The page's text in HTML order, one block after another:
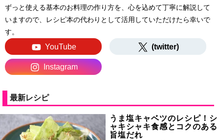
ずっと使える基本のお料理の作り方を、心を込めて丁寧に解説して
いますので、レシピ本の代わりとして活用していただけたら幸いで
す。
YouTube (twitter)
Instagram
最新レシピ
うま塩キャベツのレシピ！シ
ャキシャキ食感とコクのある
旨塩だれ